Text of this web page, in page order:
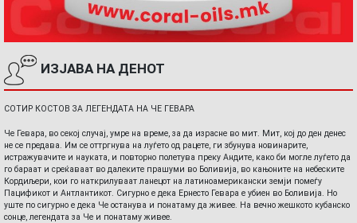
ИЗЈАВА НА ДЕНОТ
СОТИР КОСТОВ ЗА ЛЕГЕНДАТА НА ЧЕ ГЕВАРА
Че Гевара, во секој случај, умре на време, за да израсне во мит. Мит, кој до ден денес
не се предава. Им се оттргнува на луѓето од рацете, ги збунува новинарите,
истражувачите и науката, и повторно полетува преку Андите, како би могле луѓето да
го бараат и среќаваат во далеките прашуми во Боливија, во кањоните на небеските
Кордиљери, кои го наткрилуваат ланецот на латиноамерикански земји помеѓу
Пацификот и Антлантикот. Сигурно е дека Ернесто Гевара е убиен во Боливија. Но
уште по сигурно е дека Че останува и понатаму да живее. На вечно жешкото кубанско
сонце, легендата за Че и понатаму живее.